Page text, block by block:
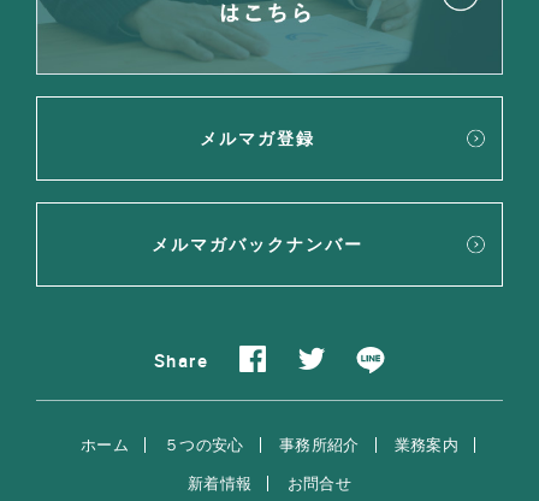
メルマガ登録
メルマガバックナンバー
Share
ホーム ５つの安心 事務所紹介
業務案内
新着情報
お問合せ